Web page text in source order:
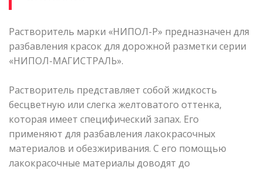
Растворитель марки «НИПОЛ-Р» предназначен для
разбавления красок для дорожной разметки серии
«НИПОЛ-МАГИСТРАЛЬ».
Растворитель представляет собой жидкость
бесцветную или слегка желтоватого оттенка,
которая имеет специфический запах. Его
применяют для разбавления лакокрасочных
материалов и обезжиривания. С его помощью
лакокрасочные материалы доводят до